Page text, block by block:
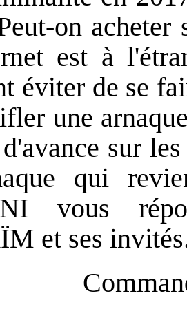
on
est à
éviter de se
une
sur
qui
vous
et ses